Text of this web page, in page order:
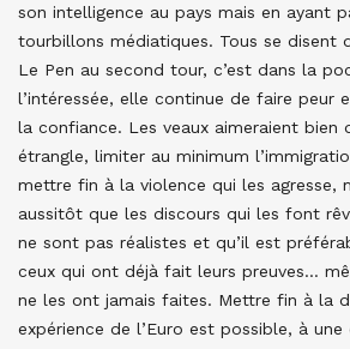
son intelligence au pays mais en ayant
tourbillons médiatiques. Tous se disent
Le Pen au second tour, c’est dans la
l’intéressée, elle continue de faire peur
la confiance. Les veaux aimeraient bien
étrangle, limiter au minimum
mettre fin à la violence qui les agresse,
aussitôt que les discours qui les font
ne sont pas réalistes et qu’il est
ceux qui ont déjà fait leurs preuves…
ne les ont jamais faites. Mettre fin à la
expérience de l’Euro est possible, à une